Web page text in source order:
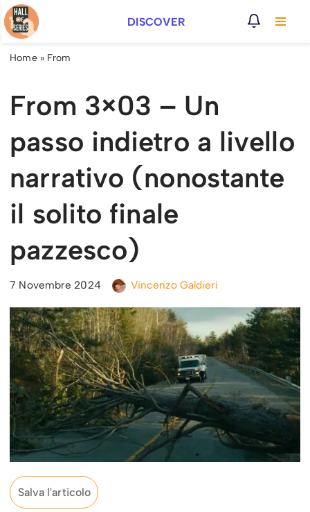
Vai
al
DISCOVER
Home» From
From 3×03 – Un
passo indietro a livello
narrativo (nonostante
il solito finale
pazzesco)
7 Novembre 2024 Vincenzo Galdieri
Salva l'articolo